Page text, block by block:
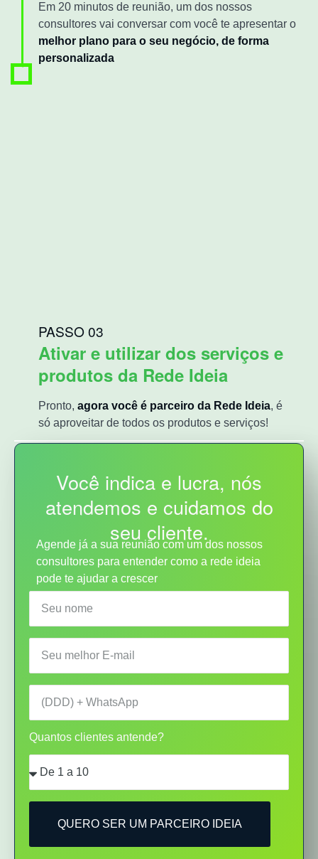
Em 20 minutos de reunião, um dos nossos
consultores vai conversar com você te apresentar o
melhor plano para o seu negócio, de forma
personalizada
PASSO 03
Ativar e utilizar dos serviços e
produtos da Rede Ideia
Pronto, agora você é parceiro da Rede Ideia, é
só aproveitar de todos os produtos e serviços!
Você indica e lucra, nós
atendemos e cuidamos do
seu cliente.
Agende já a sua reunião com um dos nossos
consultores para entender como a rede ideia
pode te ajudar a crescer
Quantos clientes antende?
QUERO SER UM PARCEIRO IDEIA